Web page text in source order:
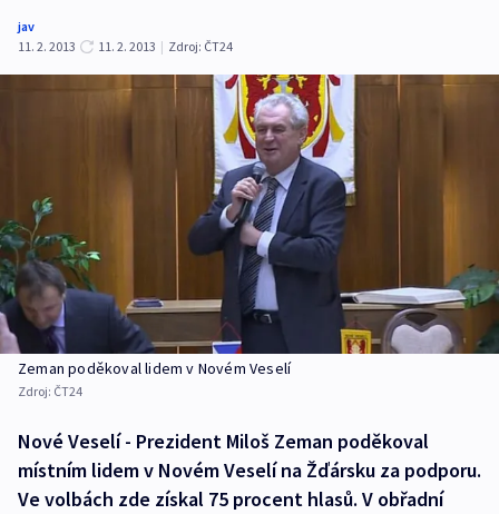
jav
11. 2. 2013
11. 2. 2013 | Zdroj: ČT24
Zeman poděkoval lidem v Novém Veselí
Zdroj: ČT24
Nové Veselí - Prezident Miloš Zeman poděkoval
místním lidem v Novém Veselí na Žďársku za podporu.
Ve volbách zde získal 75 procent hlasů. V obřadní